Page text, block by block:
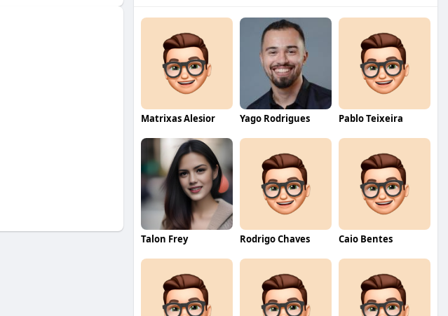
Matrixas Alesior Yago Rodrigues Pablo Teixeira
Talon Frey Rodrigo Chaves Caio Bentes